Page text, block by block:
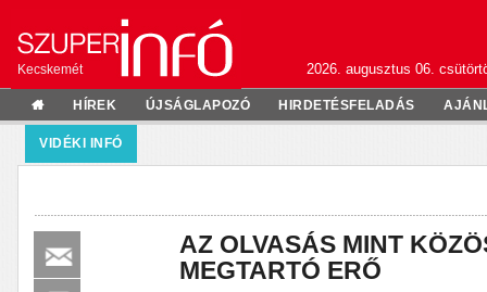
Kecskemét 2026. augusztus 06.
HÍREK ÚJSÁGLAPOZÓ HIRDETÉSFELADÁS
VIDÉKI INFÓ
AZ OLVASÁS MINT
MEGTARTÓ ERŐ